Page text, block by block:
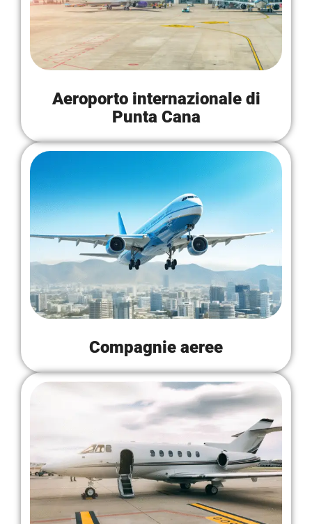
Aeroporto internazionale di
Punta Cana
Compagnie aeree